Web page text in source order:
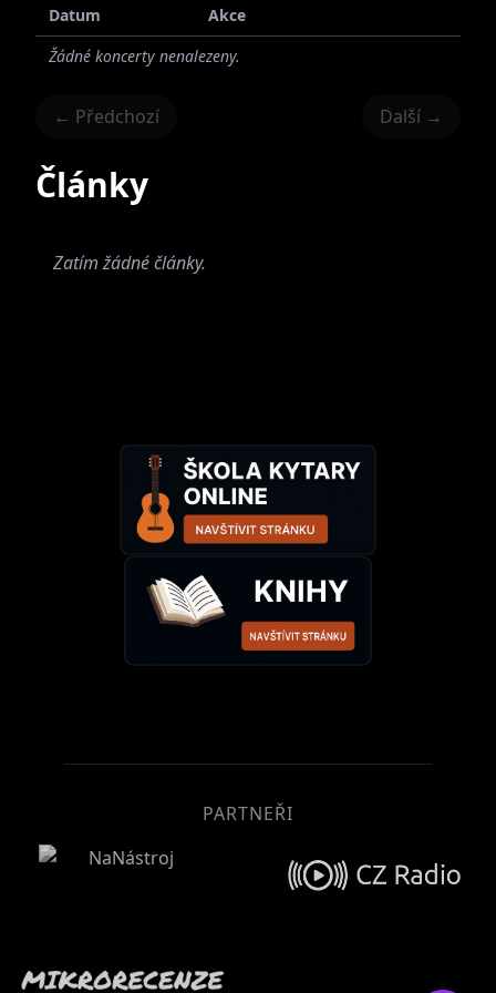
Datum
Akce
Žádné koncerty nenalezeny.
← Předchozí Další →
Články
Zatím žádné články.
PARTNEŘI